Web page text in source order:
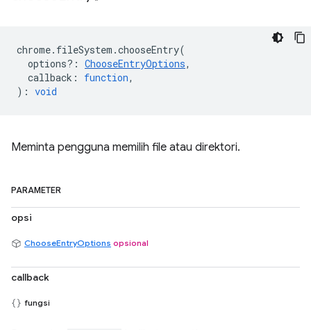
chrome. fileSystem .chooseEntry(
options? : ChooseEntryOptions,
callback : function,
) : void
Meminta pengguna memilih file atau direktori.
PARAMETER
opsi
ChooseEntryOptions opsional
callback
fungsi